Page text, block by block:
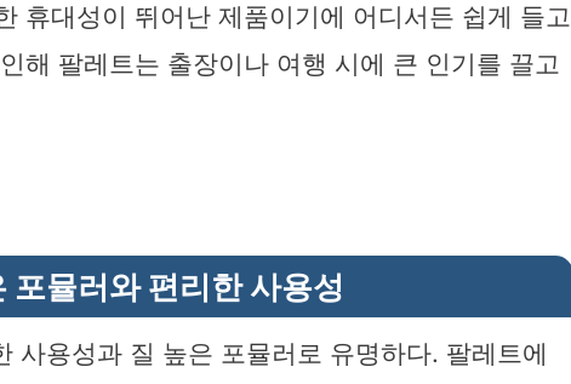
휴대성이 뛰어난 제품이기에 어디서든 쉽게 들고
해 팔레트는 출장이나 여행 시에 큰 인기를 끌고
포뮬러와 편리한 사용성
사용성과 질 높은 포뮬러로 유명하다. 팔레트에